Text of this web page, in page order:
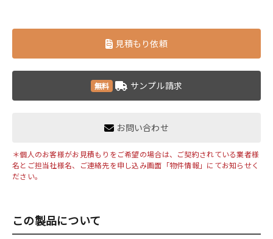
見積もり依頼
無料 サンプル請求
お問い合わせ
＊個人のお客様がお見積もりをご希望の場合は、ご契約されている業者様
名とご担当社様名、ご連絡先を申し込み画面「物件情報」にてお知らせく
ださい。
この製品について